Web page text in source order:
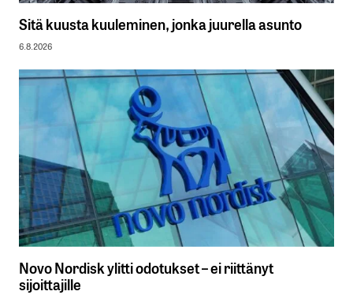
Sitä kuusta kuuleminen, jonka juurella asunto
6.8.2026
Novo Nordisk ylitti odotukset – ei riittänyt
sijoittajille